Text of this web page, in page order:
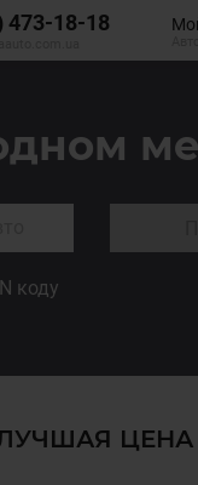
473-18-18
коду
ЛУЧШАЯ